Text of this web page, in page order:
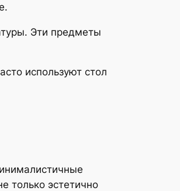
Эти предметы
используют стол
только эстетично